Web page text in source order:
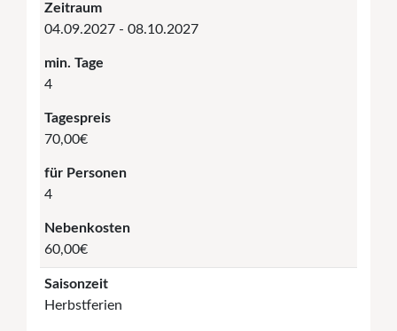
Zeitraum
04.09.2027 - 08.10.2027
min. Tage
4
Tagespreis
70,00€
für Personen
4
Nebenkosten
60,00€
Saisonzeit
Herbstferien